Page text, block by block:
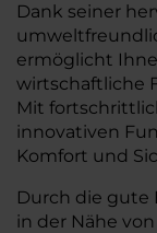
Dank seiner
ermöglicht
wirtschaftliche
Mit
innovativen
Komfort und
Durch die gute
in der Nähe